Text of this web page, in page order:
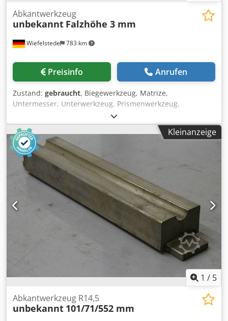
Wiefelstede 783 km
Abkantwerkzeug
unbekannt Falzhöhe 3 mm
Preisinfo Anrufen
Zustand: gebraucht, Biegewerkzeug, Matrize,
Untermesser, Unterwerkzeug, Prismenwerkzeug,
Wendeprisma, 1- teiliger Matrizenblock für
Gesenkbiegemaschine, Gesenkwerkzeug, Falzwerkzeug -
Werkzeug: für Abkantpresse, Gesenkwerkzeug /
Falzwerkzeug Dedpfx Aegwdp Hel Deck -Maße: siehe
Zeichnung bei den Fotos -Abmessungen: 150/101/H77 mm
/ 150/77/H160 mm -Gewicht: 6,9 kg / 11,2 Kg
Kleinanzeige
1 / 5
Abkantwerkzeug R14,5
unbekannt 101/71/552 mm